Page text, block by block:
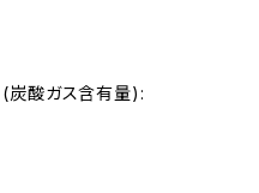
(炭酸ガス含有量):